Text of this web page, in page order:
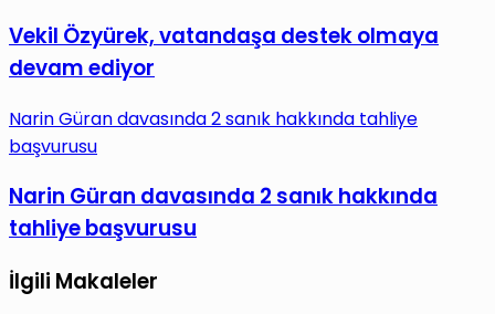
Vekil Özyürek, vatandaşa destek olmaya
devam ediyor
Narin Güran davasında 2 sanık hakkında tahliye
başvurusu
Narin Güran davasında 2 sanık hakkında
tahliye başvurusu
İlgili Makaleler